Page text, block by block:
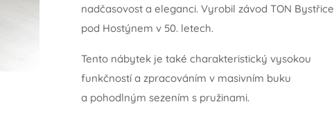
nadčasovost a eleganci. Vyrobil závod TON Bystřice
pod Hostýnem v 50. letech.
Tento nábytek je také charakteristický vysokou
funkčností a zpracováním v masivním buku
a pohodlným sezením s pružinami.